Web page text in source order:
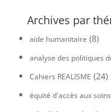
Archives par
aide humanitaire (8)
analyse des politiques
Cahiers REALISME (24)
équité d'accès aux